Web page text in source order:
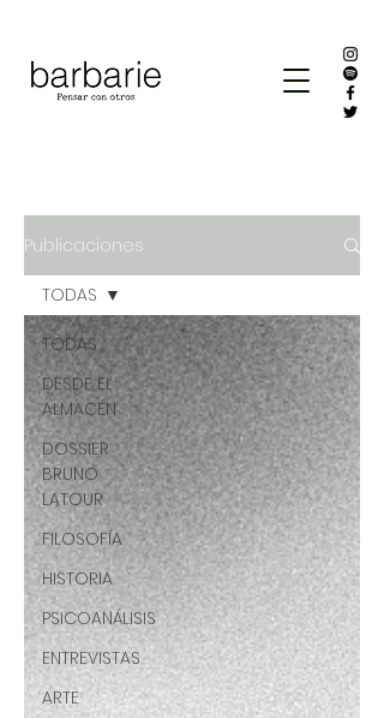
Publicaciones
TODAS
DESDE EL
ALMACÉN
DOSSIER
BRUNO
LATOUR
FILOSOFÍA
HISTORIA
PSICOANÁLISIS
ENTREVISTAS
ARTE
TODAS